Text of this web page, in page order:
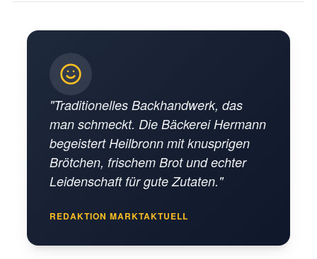
"Traditionelles Backhandwerk, das
man schmeckt. Die Bäckerei Hermann
begeistert Heilbronn mit knusprigen
Brötchen, frischem Brot und echter
Leidenschaft für gute Zutaten."
REDAKTION MARKTAKTUELL